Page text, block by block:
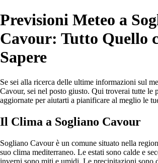
Previsioni Meteo a
Cavour: Tutto Quello
Sapere
Se sei alla ricerca delle ultime informazioni sul
Cavour, sei nel posto giusto. Qui troverai tutte le
aggiornate per aiutarti a pianificare al meglio le
Il Clima a Sogliano Cavour
Sogliano Cavour è un comune situato nella
suo clima mediterraneo. Le estati sono calde e
inverni sono miti e umidi. Le precipitazioni sono